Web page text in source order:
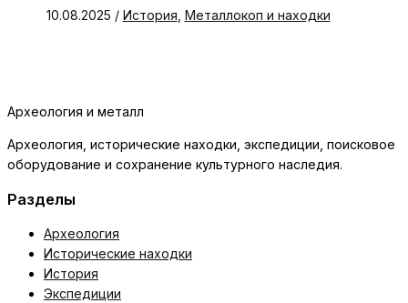
10.08.2025 / История Металлокоп и находки
Археология и металл
Археология, исторические находки, экспедиции, поисковое
оборудование и сохранение культурного наследия.
Разделы
Археология
Исторические находки
История
Экспедиции